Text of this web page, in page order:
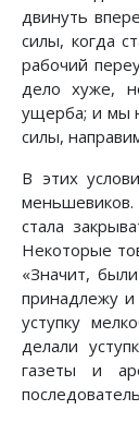
двинуть
силы, когда
рабочий
дело хуже,
ущерба; и мы
силы,
В этих
стала
Некоторые
«Значит,
принадлежу
уступку
делали
газеты и